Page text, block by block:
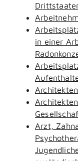
in einer
Arzt,